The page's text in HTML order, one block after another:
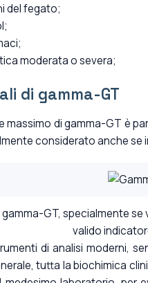
del fegato;
moderata o severa;
di gamma-GT
massimo di gamma-GT è
considerato anche se
gamma-GT, specialmente
valido
di analisi moderni,
tutta la biochimica